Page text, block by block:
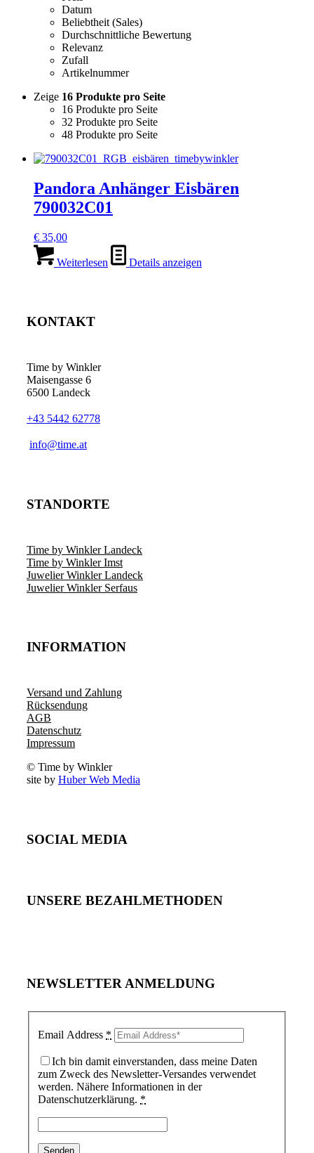
Datum
Beliebtheit (Sales)
Durchschnittliche Bewertung
Relevanz
Zufall
Artikelnummer
Zeige 16 Produkte pro Seite
16 Produkte pro Seite
32 Produkte pro Seite
48 Produkte pro Seite
Pandora Anhänger Eisbären
790032C01
€ 35,00
Weiterlesen Details anzeigen
KONTAKT
Time by Winkler
Maisengasse 6
6500 Landeck
+43 5442 62778
­info@time.at
STANDORTE
Time by Winkler Landeck
Time by Winkler Imst
Juwelier Winkler Landeck
Juwelier Winkler Serfaus
INFORMATION
Versand und Zahlung
Rücksendung
AGB
Datenschutz
Impressum
© Time by Winkler
site by Huber Web Media
SOCIAL MEDIA
UNSERE BEZAHLMETHODEN
NEWSLETTER ANMELDUNG
Email Address *
Ich bin damit einverstanden, dass meine Daten
zum Zweck des Newsletter-Versandes verwendet
werden. Nähere Informationen in der
Datenschutzerklärung. *